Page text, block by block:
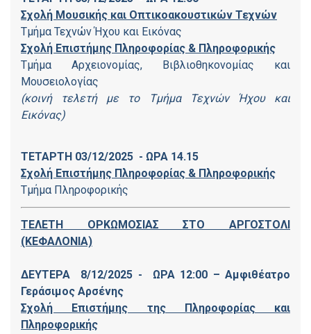
Σχολή Μουσικής και Οπτικοακουστικών Τεχνών
Τμήμα Τεχνών Ήχου και Εικόνας
Σχολή Επιστήμης Πληροφορίας & Πληροφορικής
Τμήμα Αρχειονομίας, Βιβλιοθηκονομίας και
Μουσειολογίας
(κοινή τελετή με το Τμήμα Τεχνών Ήχου και
Εικόνας)
ΤΕΤΑΡΤΗ 03/12/2025 - ΩΡΑ 14.15
Σχολή Επιστήμης Πληροφορίας & Πληροφορικής
Τμήμα Πληροφορικής
ΤΕΛΕΤΗ ΟΡΚΩΜΟΣΙΑΣ ΣΤΟ ΑΡΓΟΣΤΟΛΙ
(ΚΕΦΑΛΟΝΙΑ)
ΔΕΥΤΕΡΑ 8/12/2025 - ΩΡΑ 12:00 – Αμφιθέατρο
Γεράσιμος Αρσένης
Σχολή Επιστήμης της Πληροφορίας και
Πληροφορικής